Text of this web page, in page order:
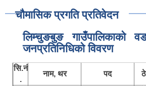
चौमासिक प्रगति प्रतिवेदन
लिम्चुङबुङ गाउँपालिकाकाे
जनप्रतिनिधिकाे विवरण
सि.नं
.
नाम, थर पद